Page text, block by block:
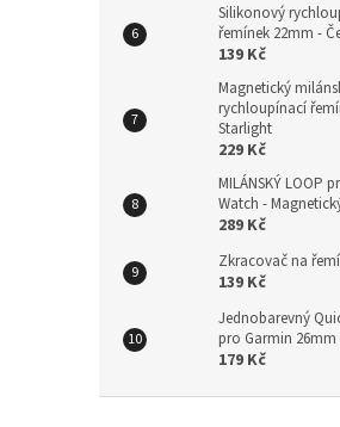
Silikonový
řemínek 22mm -
139 Kč
Magnetický
rychloupínací
Starlight
229 Kč
MILÁNSKÝ LOOP
Watch -
289 Kč
Zkracovač na
139 Kč
Jednobarevný
pro Garmin 26mm
179 Kč